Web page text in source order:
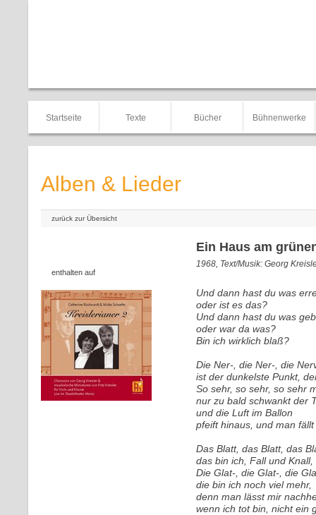
Startseite Texte Bücher Bühnenwerke
Alben & Lieder
zurück zur Übersicht
enthalten auf
Ein Haus am
1968, Text/Musik: Georg
Und dann hast du was
oder ist es das?
Und dann hast du was
oder war da was?
Bin ich wirklich blaß?
Die Ner-, die Ner-, die
ist der dunkelste Punkt,
So sehr, so sehr, so sehr
nur zu bald schwankt der
und die Luft im Ballon
pfeift hinaus, und man
Das Blatt, das Blatt, das
das bin ich, Fall und
Die Glat-, die Glat-, die
die bin ich noch viel mehr,
denn man lässt mir
wenn ich tot bin, nicht ein